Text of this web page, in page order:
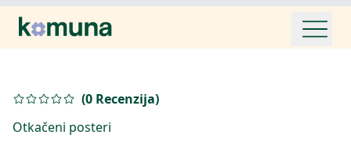
(0 Recenzija)
Otkačeni posteri